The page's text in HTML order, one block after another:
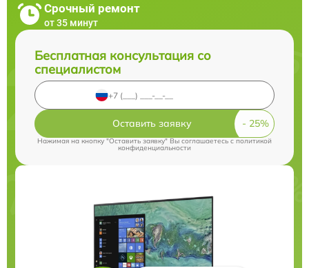
Срочный ремонт
от 35 минут
Бесплатная консультация со
специалистом
Оставить заявку
Нажимая на кнопку "Оставить заявку" Вы соглашаетесь cполитикой
конфиденциальности